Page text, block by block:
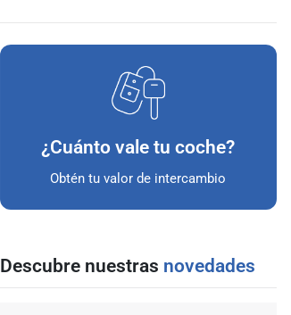
¿Cuánto vale tu coche?
Obtén tu valor de intercambio
Descubre nuestras novedades